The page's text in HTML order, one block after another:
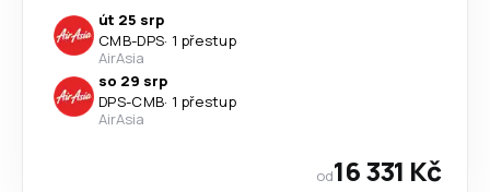
út 25 srp
CMB-DPS· 1 přestup
AirAsia
so 29 srp
DPS-CMB· 1 přestup
AirAsia
od16 331 Kč